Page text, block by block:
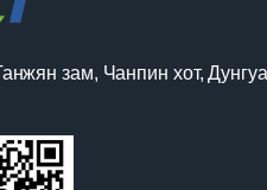
зам, Чанпин хот,